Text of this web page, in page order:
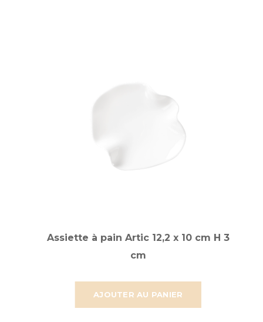
AJOUTER AU PANIER
Assiette à pain Artic 12,2 x 10 cm H 3
cm